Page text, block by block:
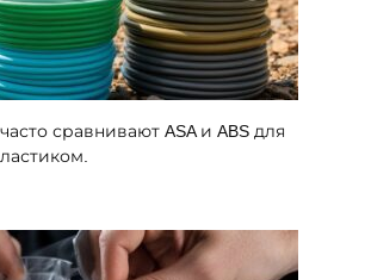
сравнивают ASA и ABS для